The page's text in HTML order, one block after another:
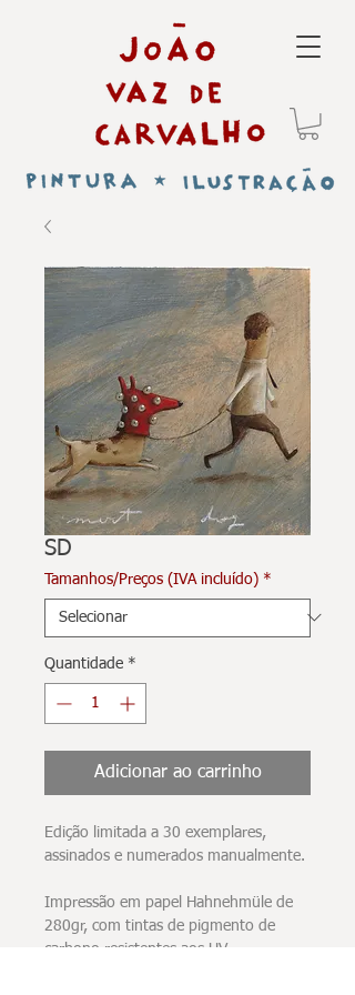
SD
Tamanhos/Preços (IVA incluído) *
Quantidade *
Adicionar ao carrinho
Edição limitada a 30 exemplares,
assinados e numerados manualmente.
Impressão em papel Hahnehmüle de
280gr, com tintas de pigmento de
carbono resistentes aos UV.